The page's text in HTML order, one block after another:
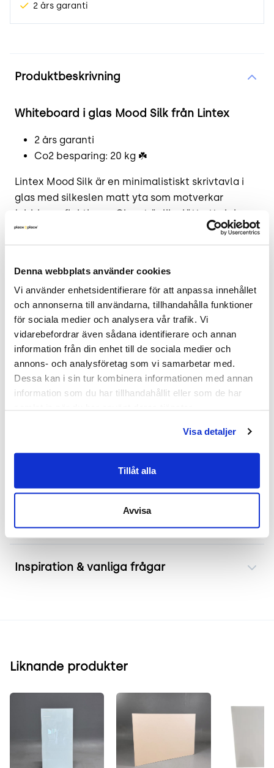
Denna webbplats använder cookies
Vi använder enhetsidentifierare för att anpassa innehållet
och annonserna till användarna, tillhandahålla funktioner
för sociala medier och analysera vår trafik. Vi
vidarebefordrar även sådana identifierare och annan
information från din enhet till de sociala medier och
annons- och analysföretag som vi samarbetar med.
Dessa kan i sin tur kombinera informationen med annan
information som du har tillhandahållit eller som de har
Visa detaljer
Tillåt alla
Avvisa
2 års garanti
Produktbeskrivning
Whiteboard i glas Mood Silk från Lintex
2 års garanti
Co2 besparing: 20 kg ☘️
Lintex Mood Silk är en minimalistiskt skrivtavla i
glas med silkeslen matt yta som motverkar
jobbiga reflektioner. Glaset är lika lätt att skriva
på och att sudda som vanligt glas. Passar perfekt
avsaknad av ram. I mörkrosa färg.
Magnetbärande skrivyta. Monteras med dolda
beslag. Tillverkad av välarbetat glas. Diskret profil
på endast 1,2 cm. Färgkod: Blossom 690
Läs mer - tillverkarens produktsida.
Bredd 100 cm
Inspiration & vanliga frågar
Liknande produkter